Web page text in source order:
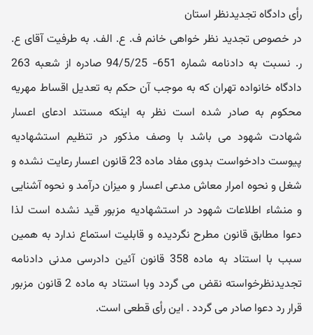
رأی دادگاه تجدیدنظر استان
در خصوص تجدید نظر خواهی خانم ف. ع. الف. به طرفیت آقای ع.
ر. نسبت به دادنامه شماره 651- 94/5/25 صادره از شعبه 263
دادگاه خانواده تهران که به موجب آن حکم به تعدیل اقساط مهریه
محکوم به صادر شده است نظر به اینکه مستند ادعای اعسار
شهادت شهود می باشد با وصف مذکور در تنظیم استشهادیه
پیوست دادخواست بدوی مفاد ماده 23 قانون اعسار رعایت نشده و
شغل و نحوه امرار معاش مدعی اعسار و میزان درآمد و نحوه آشنایی
و منشاء اطلاعات شهود در استشهادیه مزبور قید نشده است لذا
دعوا مطابق قانون مطرح نگردیده و قابلیت استماع ندارد به همین
سبب با استناد به ماده 358 قانون آئین دادرسی مدنی دادنامه
تجدیدنظرخواسته نقض می گردد وبا استناد به ماده 2 قانون مزبور
قرار رد دعوا صادر می گردد . این رأی قطعی است.